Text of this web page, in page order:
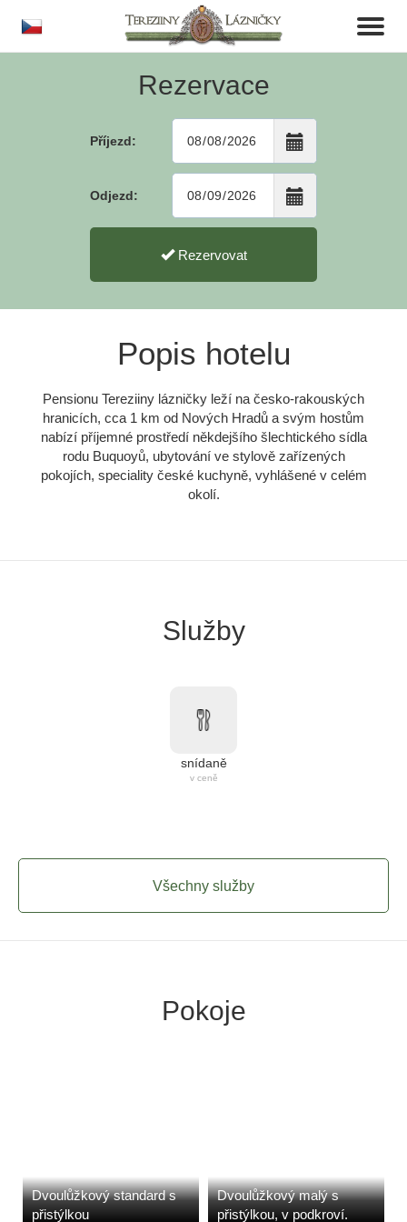
Toggle
Rezervace
Příjezd:
Odjezd:
Rezervovat
Popis hotelu
Pensionu Tereziiny lázničky leží na česko-rakouských
hranicích, cca 1 km od Nových Hradů a svým hostům
nabízí příjemné prostředí někdejšího šlechtického sídla
rodu Buquoyů, ubytování ve stylově zařízených
pokojích, speciality české kuchyně, vyhlášené v celém
okolí.
Služby
snídaně
v ceně
Všechny služby
Pokoje
Dvoulůžkový standard s
přistýlkou
Dvoulůžkový malý s
přistýlkou, v podkroví.